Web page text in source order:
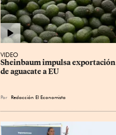
VIDEO
Sheinbaum impulsa exportación
de aguacate a EU
Por Redacción El Economista